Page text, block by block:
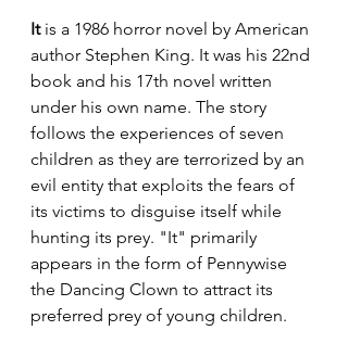
It is a 1986 horror novel by American
author Stephen King. It was his 22nd
book and his 17th novel written
under his own name. The story
follows the experiences of seven
children as they are terrorized by an
evil entity that exploits the fears of
its victims to disguise itself while
hunting its prey. "It" primarily
appears in the form of Pennywise
the Dancing Clown to attract its
preferred prey of young children.